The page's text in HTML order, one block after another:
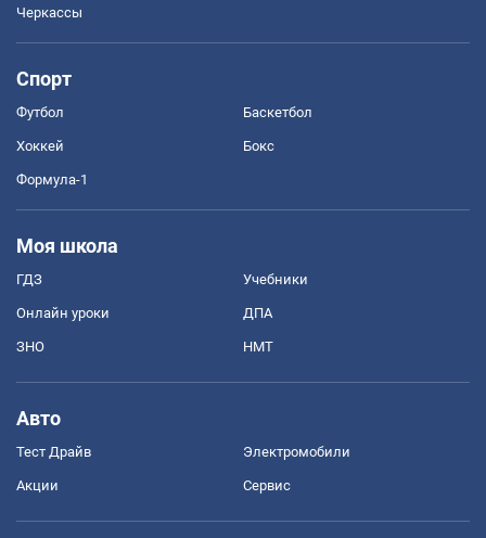
Черкассы
Спорт
Футбол Баскетбол
Хоккей Бокс
Формула-1
Моя школа
ГДЗ Учебники
Онлайн уроки ДПА
ЗНО НМТ
Авто
Тест Драйв Электромобили
Акции Сервис